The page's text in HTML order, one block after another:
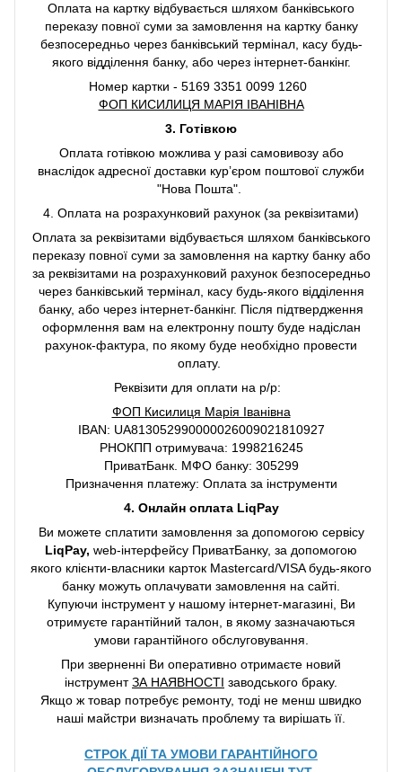
Оплата на картку відбувається шляхом банківського
переказу повної суми за замовлення на картку банку
безпосередньо через банківський термінал, касу будь-
якого відділення банку, або через інтернет-банкінг.
Номер картки - 5169 3351 0099 1260
ФОП КИСИЛИЦЯ МАРІЯ ІВАНІВНА
3. Готівкою
Оплата готівкою можлива у разі самовивозу або
внаслідок адресної доставки курʼєром поштової служби
"Нова Пошта".
4. Оплата на розрахунковий рахунок (за реквізитами)
Оплата за реквізитами відбувається шляхом банківського
переказу повної суми за замовлення на картку банку або
за реквізитами на розрахунковий рахунок безпосередньо
через банківський термінал, касу будь-якого відділення
банку, або через інтернет-банкінг. Після підтвердження
оформлення вам на електронну пошту буде надіслан
рахунок-фактура, по якому буде необхідно провести
оплату.
Реквізити для оплати на р/р:
ФОП Кисилиця Марія Іванівна
IBAN: UA813052990000026009021810927
РНОКПП отримувача: 1998216245
ПриватБанк. МФО банку: 305299
Призначення платежу: Оплата за інструменти
4. Онлайн оплата LiqPay
Ви можете сплатити замовлення за допомогою сервісу
LiqPay, web-інтерфейсу ПриватБанку, за допомогою
якого клієнти-власники карток Mastercard/VISA будь-якого
банку можуть оплачувати замовлення на сайті.
Купуючи інструмент у нашому інтернет-магазині, Ви
отримуєте гарантійний талон, в якому зазначаються
умови гарантійного обслуговування.
При зверненні Ви оперативно отримаєте новий
інструментЗА НАЯВНОСТІ заводського браку.
Якщо ж товар потребує ремонту, тоді не менш швидко
наші майстри визначать проблему та вирішать її.
СТРОК ДІЇ ТА УМОВИ ГАРАНТІЙНОГО